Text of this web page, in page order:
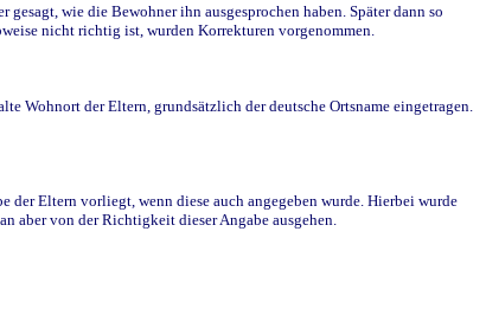
wie die Bewohner ihn ausgesprochen haben. Später dann so
nicht richtig ist, wurden Korrekturen vorgenommen.
Wohnort der Eltern, grundsätzlich der deutsche Ortsname eingetragen.
der Eltern vorliegt, wenn diese auch angegeben wurde. Hierbei wurde
aber von der Richtigkeit dieser Angabe ausgehen.